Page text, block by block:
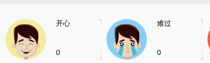
开心
0
难过
0